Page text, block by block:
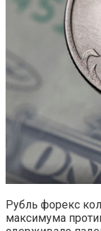
Рубль форекс
максимума